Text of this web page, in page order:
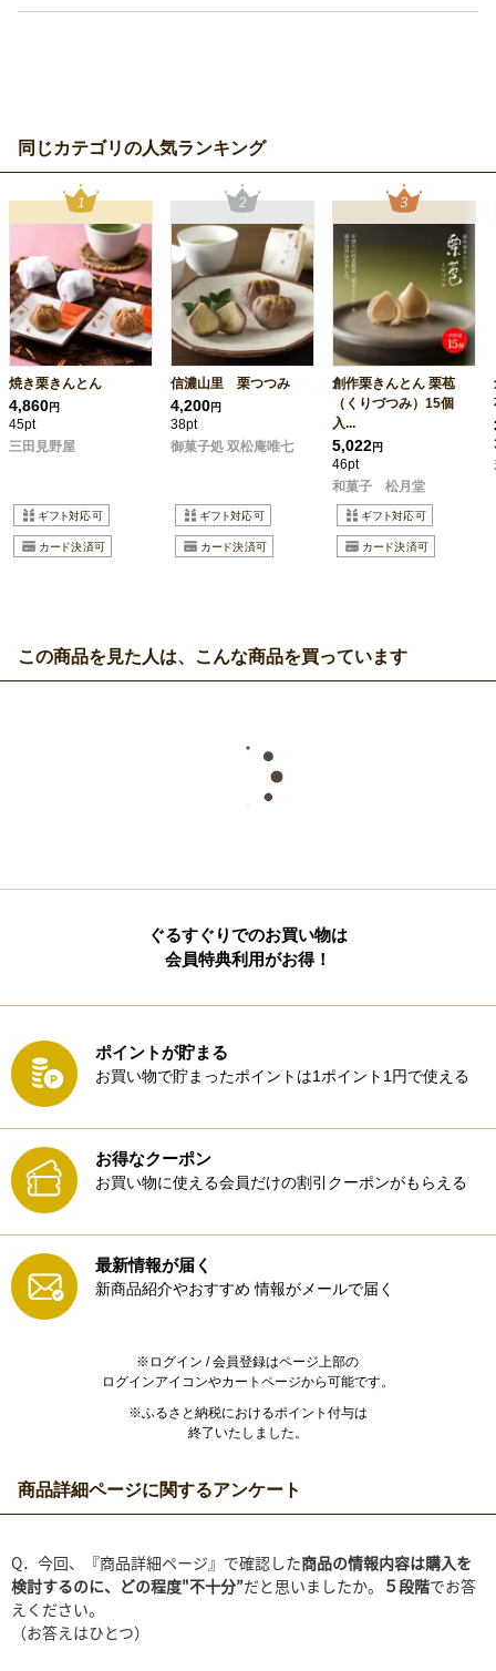
同じカテゴリの人気ランキング
焼き栗きんとん
4,860円
45pt
三田見野屋
信濃山里 栗つつみ
4,200円
38pt
御菓子処 双松庵唯七
創作栗きんとん 栗苞
（くりづつみ）15個
入...
5,022円
46pt
和菓子 松月堂
この商品を見た人は、こんな商品を買っています
ぐるすぐりでのお買い物は
会員特典利用がお得！
ポイントが貯まる
お買い物で貯まったポイントは1ポイント1円で使える
お得なクーポン
お買い物に使える会員だけの割引クーポンがもらえる
最新情報が届く
新商品紹介やおすすめ 情報がメールで届く
※ログイン / 会員登録はページ上部の
ログインアイコンやカートページから可能です。
※ふるさと納税におけるポイント付与は
終了いたしました。
商品詳細ページに関するアンケート